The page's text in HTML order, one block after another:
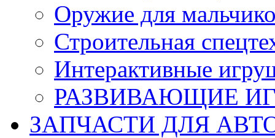
Оружие для
Строительная
Интерактивные
РАЗВИВАЮЩИЕ
ЗАПЧАСТИ ДЛЯ